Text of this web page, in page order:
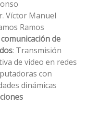
Víctor Manuel
Ramos
de
: Transmisión
de video en redes
con
dinámicas